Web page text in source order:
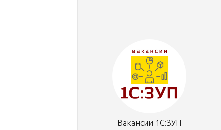
Вакансии 1С:ЗУП